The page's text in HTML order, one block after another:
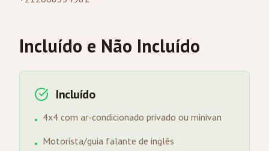
Incluído e Não Incluído
Incluído
• 4x4 com ar-condicionado privado ou minivan
• Motorista/guia falante de inglês